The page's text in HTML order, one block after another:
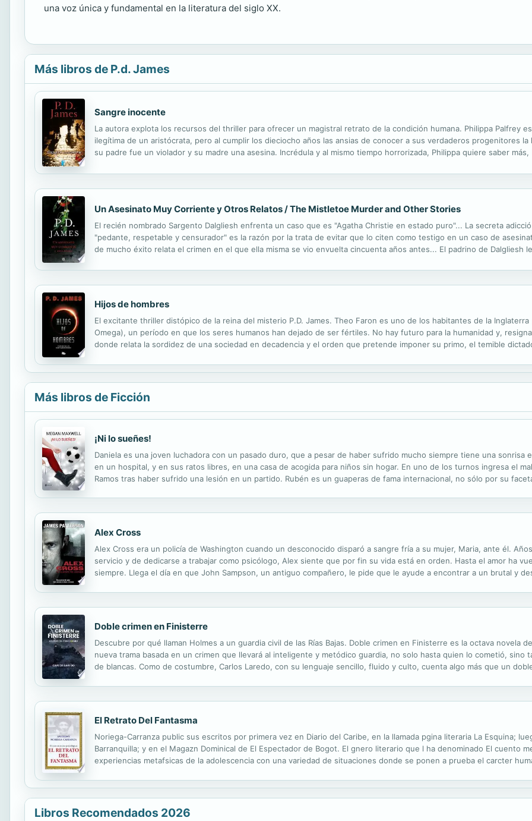
una voz única y fundamental en la literatura del siglo XX.
Más libros de P.d. James
Sangre inocente
La autora explota los recursos del thriller para ofrecer un magistral retrato de la condición humana. Philippa Palfrey
ilegítima de un aristócrata, pero al cumplir los dieciocho años las ansias de conocer a sus verdaderos progenitores
su padre fue un violador y su madre una asesina. Incrédula y al mismo tiempo horrorizada, Philippa quiere saber
Un Asesinato Muy Corriente y Otros Relatos / The Mistletoe Murder and Other Stories
El recién nombrado Sargento Dalgliesh enfrenta un caso que es "Agatha Christie en estado puro"... La secreta
"pedante, respetable y censurador" es la razón por la trata de evitar que lo citen como testigo en un caso de
de mucho éxito relata el crimen en el que ella misma se vio envuelta cincuenta años antes... El padrino de Dalgliesh
Hijos de hombres
El excitante thriller distópico de la reina del misterio P.D. James. Theo Faron es uno de los habitantes de la
Omega), un período en que los seres humanos han dejado de ser fértiles. No hay futuro para la humanidad y,
donde relata la sordidez de una sociedad en decadencia y el orden que pretende imponer su primo, el temible
Más libros de Ficción
¡Ni lo sueñes!
Daniela es una joven luchadora con un pasado duro, que a pesar de haber sufrido mucho siempre tiene una sonrisa
en un hospital, y en sus ratos libres, en una casa de acogida para niños sin hogar. En uno de los turnos ingresa el
Ramos tras haber sufrido una lesión en un partido. Rubén es un guaperas de fama internacional, no sólo por su
Alex Cross
Alex Cross era un policía de Washington cuando un desconocido disparó a sangre fría a su mujer, Maria, ante él.
servicio y de dedicarse a trabajar como psicólogo, Alex siente que por fin su vida está en orden. Hasta el amor ha
siempre. Llega el día en que John Sampson, un antiguo compañero, le pide que le ayude a encontrar a un brutal y
Doble crimen en Finisterre
Descubre por qué llaman Holmes a un guardia civil de las Rías Bajas. Doble crimen en Finisterre es la octava novela
nueva trama basada en un crimen que llevará al inteligente y metódico guardia, no solo hasta quien lo cometió, sino
de blancas. Como de costumbre, Carlos Laredo, con su lenguaje sencillo, fluido y culto, cuenta algo más que un
El Retrato Del Fantasma
Noriega-Carranza public sus escritos por primera vez en Diario del Caribe, en la llamada pgina literaria La Esquina;
Barranquilla; y en el Magazn Dominical de El Espectador de Bogot. El gnero literario que l ha denominado El cuento
experiencias metafsicas de la adolescencia con una variedad de situaciones donde se ponen a prueba el carcter
Libros Recomendados 2026